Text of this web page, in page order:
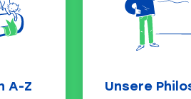
A-Z Unsere